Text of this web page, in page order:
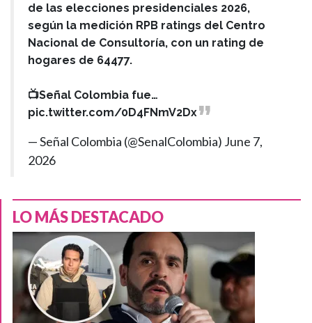
de las elecciones presidenciales 2026,
según la medición RPB ratings del Centro
Nacional de Consultoría, con un rating de
hogares de 64477.
📺Señal Colombia fue…
pic.twitter.com/0D4FNmV2Dx
— Señal Colombia (@SenalColombia) June 7,
2026
LO MÁS DESTACADO